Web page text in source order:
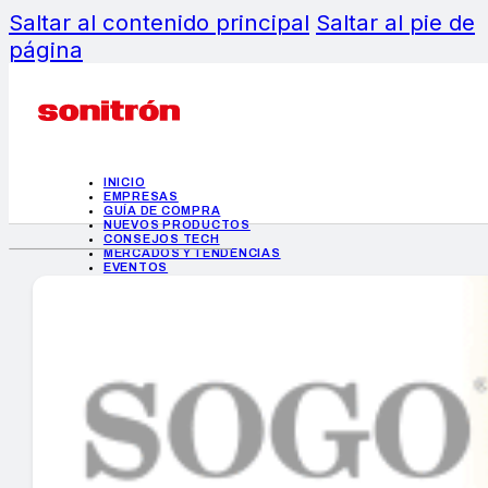
Saltar al contenido principal Saltar al pie de
página
INICIO
EMPRESAS
GUÍA DE COMPRA
NUEVOS PRODUCTOS
CONSEJOS TECH
MERCADOS Y TENDENCIAS
EVENTOS
INICIO
EMPRESAS